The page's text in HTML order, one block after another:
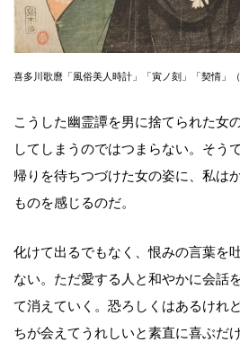
喜多川歌麿「風俗美人時計」「寅ノ刻」「契情」（
こうした幽霊譚を男に捨てられた女
してしまうのではつまらない。そう
帰りを待ちつづけた女の姿に、私は
ものを感じるのだ。
化けて出るでもなく、恨みの言葉を
ない。ただ愛する人と和やかに会話
て消えていく。恐ろしくはあるけれ
ちが会えてうれしいと素直に喜ぶだ